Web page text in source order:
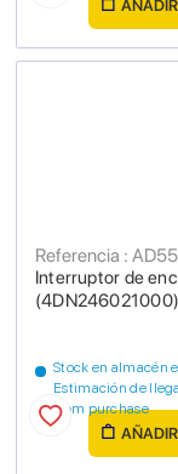
Interruptor de
(4DN246021000)
Referencia :
Stock en almacén
Estimación de
from purchase